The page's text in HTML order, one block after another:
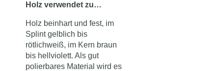
Holz verwendet zu…
Holz beinhart und fest, im
Splint gelblich bis
rötlichweiß, im Kern braun
bis hellviolett. Als gut
polierbares Material wird es